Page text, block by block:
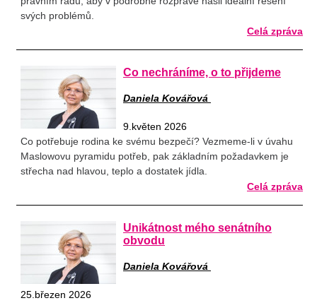
svých problémů.
Celá zpráva
Co nechráníme, o to přijdeme
Daniela Kovářová
9.květen 2026
Co potřebuje rodina ke svému bezpečí? Vezmeme-li v úvahu
Maslowovu pyramidu potřeb, pak základním požadavkem je
střecha nad hlavou, teplo a dostatek jídla.
Celá zpráva
Unikátnost mého senátního
obvodu
Daniela Kovářová
25.březen 2026